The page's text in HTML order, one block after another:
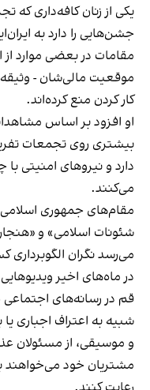
یکی از زنان کافه‌داری که
جشن‌هایی را دارد به
مقامات در بعضی موارد
موقعیت مالی‌شان - وثیقه
کار کردن منع کرده‌اند.
او افزود بر اساس
بیشتری روی تجمعات
دارد و نیروهای امنیتی
می‌کنند.
مقام‌های جمهوری
شئونات اسلامی» و
می‌رسد نگران الگوبرداری
در ماه‌های اخیر
قم در رسانه‌های
شبیه به اعتراف اجباری
و موسیقی، از مسئولان
مشتریان خود می‌خواهند